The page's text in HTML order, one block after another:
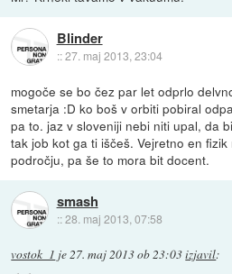
Blinder
::27. maj 2013, 23:04
mogoče se bo čez par let odprlo
smetarja :D ko boš v orbiti pobiral
pa to. jaz v sloveniji nebi niti upal, da
tak job kot ga ti iščeš. Vejretno en
področju, pa še to mora bit docent.
smash
::28. maj 2013, 07:58
vostok_1 je27. maj 2013 ob 23:03izjavil: